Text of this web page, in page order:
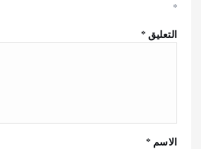
*
التعليق*
الاسم *